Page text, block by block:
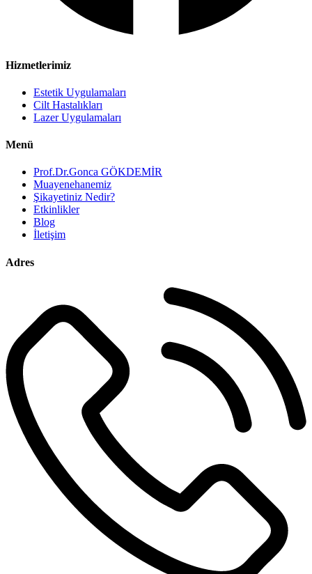
Hizmetlerimiz
Estetik Uygulamaları
Cilt Hastalıkları
Lazer Uygulamaları
Menü
Prof.Dr.Gonca GÖKDEMİR
Muayenehanemiz
Şikayetiniz Nedir?
Etkinlikler
Blog
İletişim
Adres